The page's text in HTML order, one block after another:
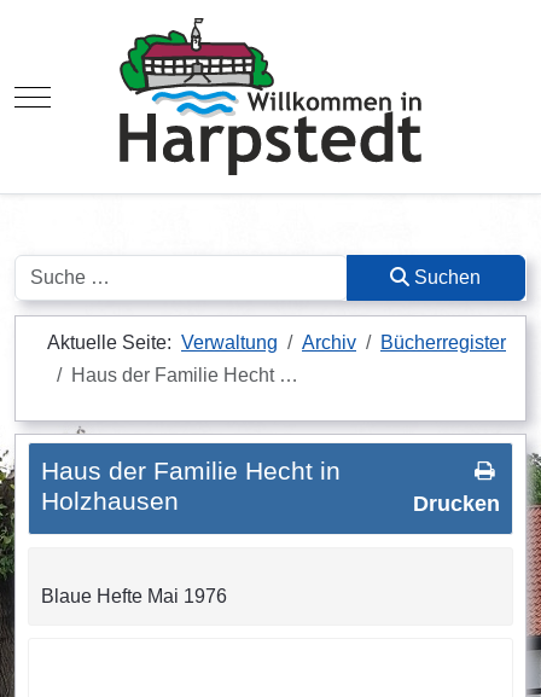
Mobile Menu Toggle
Suchen Suchen
Aktuelle Seite: Verwaltung Archiv
Bücherregister
Haus der Familie Hecht …
Drucken
Haus der Familie Hecht in
Holzhausen
Blaue Hefte Mai 1976